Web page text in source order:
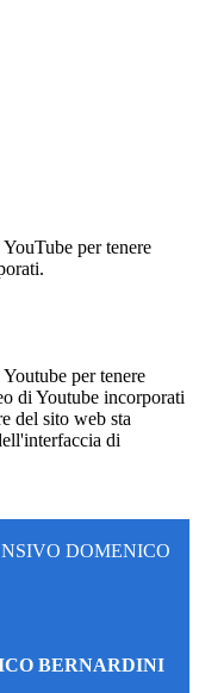
per tenere
per tenere
di Youtube incorporati
del sito web sta
di
DOMENICO
BERNARDINI